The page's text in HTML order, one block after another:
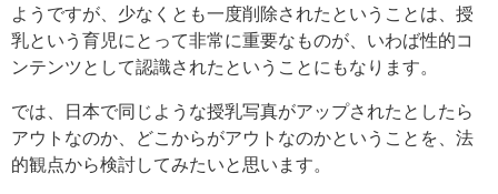
ようですが、少なくとも一度削除されたということは、授
乳という育児にとって非常に重要なものが、いわば性的コ
ンテンツとして認識されたということにもなります。
では、日本で同じような授乳写真がアップされたとしたら
アウトなのか、どこからがアウトなのかということを、法
的観点から検討してみたいと思います。